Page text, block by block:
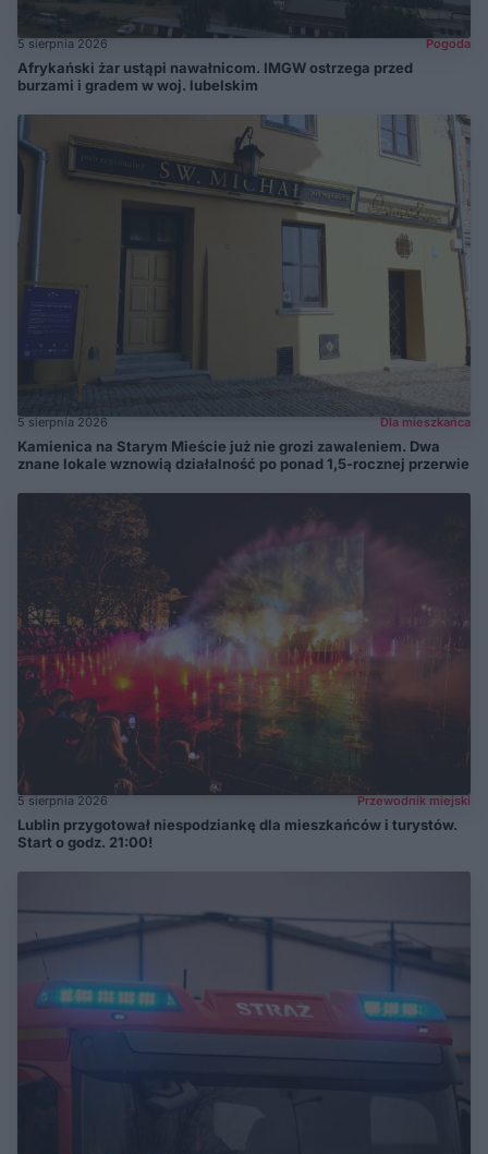
5 sierpnia 2026 Pogoda
Afrykański żar ustąpi nawałnicom. IMGW ostrzega przed
burzami i gradem w woj. lubelskim
5 sierpnia 2026 Dla mieszkańca
Kamienica na Starym Mieście już nie grozi zawaleniem. Dwa
znane lokale wznowią działalność po ponad 1,5-rocznej przerwie
5 sierpnia 2026 Przewodnik miejski
Lublin przygotował niespodziankę dla mieszkańców i turystów.
Start o godz. 21:00!